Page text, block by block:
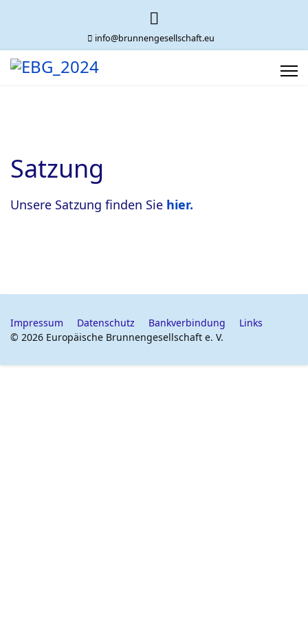
info@brunnengesellschaft.eu
Satzung
Unsere Satzung finden Sie hier.
Impressum Datenschutz Bankverbindung
Links
© 2026 Europäische Brunnengesellschaft e. V.